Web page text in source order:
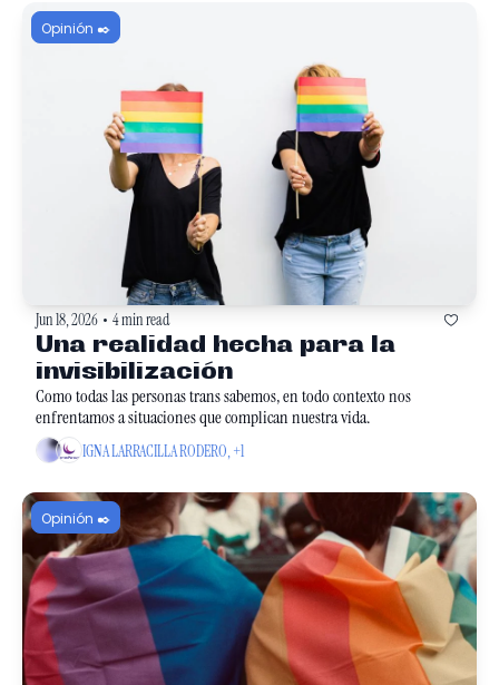
Opinión ✒️
Jun 18, 2026 • 4 min read
Una realidad hecha para la
invisibilización
Como todas las personas trans sabemos, en todo contexto nos
enfrentamos a situaciones que complican nuestra vida.
IGNA LARRACILLA RODERO, +1
Opinión ✒️